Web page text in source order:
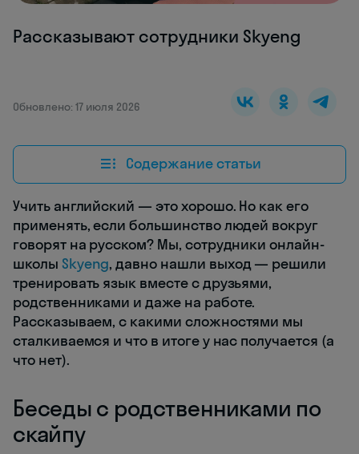
Рассказывают сотрудники Skyeng
Обновлено: 17 июля 2026
Содержание статьи
Учить английский — это хорошо. Но как его
применять, если большинство людей вокруг
говорят на русском? Мы, сотрудники онлайн-
школы Skyeng, давно нашли выход — решили
тренировать язык вместе с друзьями,
родственниками и даже на работе.
Рассказываем, с какими сложностями мы
сталкиваемся и что в итоге у нас получается (а
что нет).
Беседы с родственниками по
скайпу